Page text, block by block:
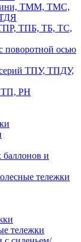
ТММ, ТМС,
ТПБ, ТБ, ТС,
поворотной осью
ТПУ, ТПДУ,
ТП, PH
баллонов и
тележки
тележки